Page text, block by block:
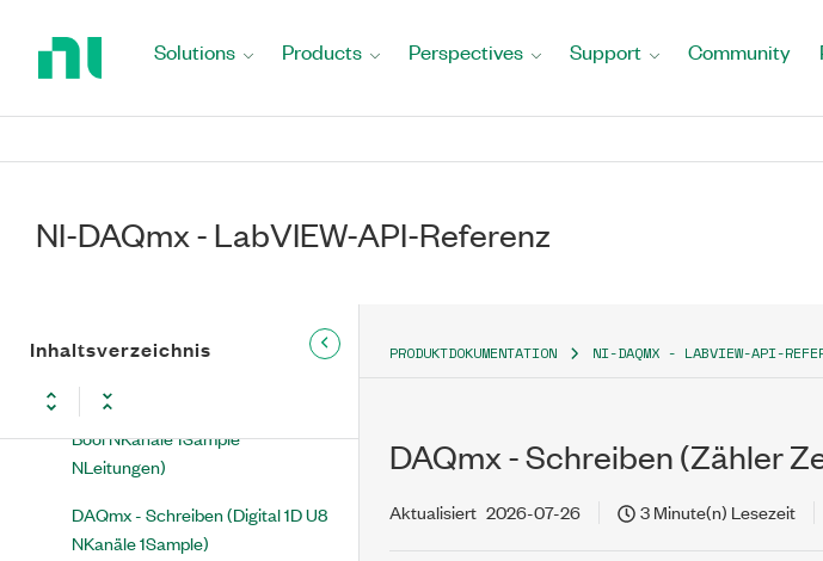
Solutions Products Perspectives Support Community
NI-DAQmx - LabVIEW-API-Referenz
Inhaltsverzeichnis
1Kanal NSamples)
DAQmx - Schreiben (Digital
Bool NKanäle 1Sample 1Leitung)
DAQmx - Schreiben (Digital 2D
Bool NKanäle 1Sample
NLeitungen)
DAQmx - Schreiben (Digital 1D U8
NKanäle 1Sample)
PRODUKTDOKUMENTATION NI-DAQMX - LABVIEW-API-
DAQmx - Schreiben (Zähler
Aktualisiert 2026-07-26 3 Minute(n) Lesezeit